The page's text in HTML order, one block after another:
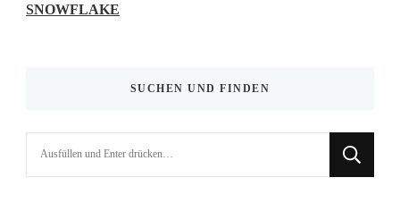
SNOWFLAKE
SUCHEN UND FINDEN